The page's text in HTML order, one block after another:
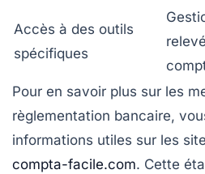
Accès à des outils
spécifiques
Pour en savoir plus sur les
règlementation bancaire,
informations utiles sur les
compta-facile.com. Cette